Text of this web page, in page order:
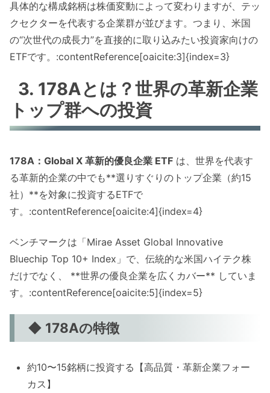
具体的な構成銘柄は株価変動によって変わりますが、テッ
クセクターを代表する企業群が並びます。つまり、米国
の“次世代の成長力”を直接的に取り込みたい投資家向けの
ETFです。:contentReference[oaicite:3]{index=3}
3. 178Aとは？世界の革新企業
トップ群への投資
178A：Global X 革新的優良企業 ETF は、世界を代表す
る革新的企業の中でも**選りすぐりのトップ企業（約15
社）**を対象に投資するETFで
す。:contentReference[oaicite:4]{index=4}
ベンチマークは「Mirae Asset Global Innovative
Bluechip Top 10+ Index」で、伝統的な米国ハイテク株
だけでなく、 **世界の優良企業を広くカバー** していま
す。:contentReference[oaicite:5]{index=5}
◆ 178Aの特徴
約10〜15銘柄に投資する【高品質・革新企業フォー
カス】